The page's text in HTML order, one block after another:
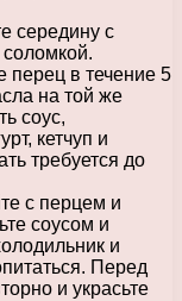
середину с
в течение 5
на той же
соус,
кетчуп и
требуется до
с перцем и
соусом и
и
Перед
и украсьте